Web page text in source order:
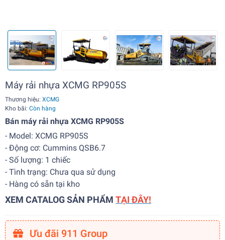
Máy rải nhựa XCMG RP905S
Thương hiệu: XCMG
Kho bãi: Còn hàng
Bán máy rải nhựa XCMG RP905S
- Model: XCMG RP905S
- Động cơ: Cummins QSB6.7
- Số lượng: 1 chiếc
- Tình trạng: Chưa qua sử dụng
- Hàng có sẵn tại kho
XEM CATALOG SẢN PHẨM TẠI ĐÂY!
Ưu đãi 911 Group